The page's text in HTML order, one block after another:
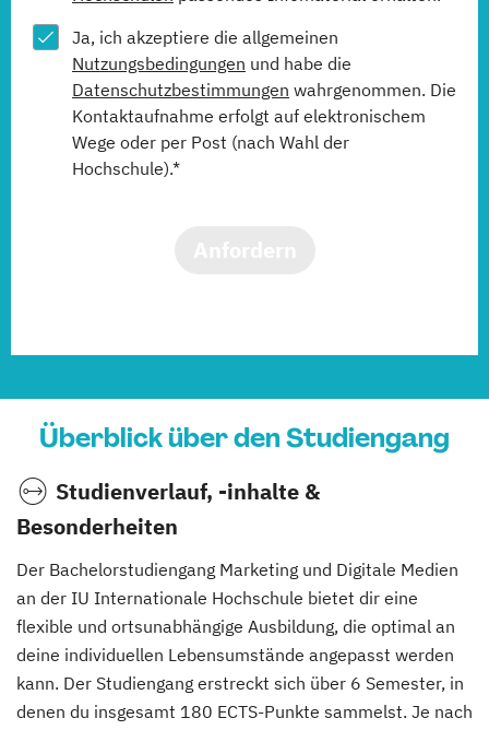
Ja, ich akzeptiere die allgemeinen
Nutzungsbedingungen und habe die
Datenschutzbestimmungen wahrgenommen. Die
Kontaktaufnahme erfolgt auf elektronischem
Wege oder per Post (nach Wahl der
Hochschule).*
Überblick über den Studiengang
Studienverlauf, -inhalte &
Besonderheiten
Der Bachelorstudiengang Marketing und Digitale Medien
an der IU Internationale Hochschule bietet dir eine
flexible und ortsunabhängige Ausbildung, die optimal an
deine individuellen Lebensumstände angepasst werden
kann. Der Studiengang erstreckt sich über 6 Semester, in
denen du insgesamt 180 ECTS-Punkte sammelst. Je nach